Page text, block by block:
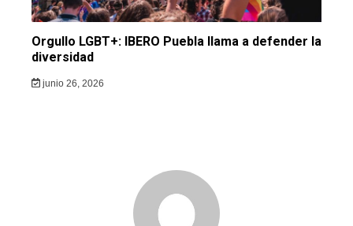
Orgullo LGBT+: IBERO Puebla llama a defender la
diversidad
junio 26, 2026